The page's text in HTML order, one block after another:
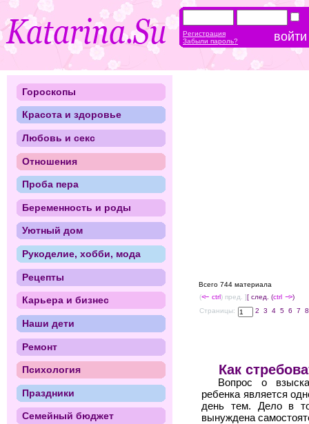
Всего 744 материала
(<-- ctrl) пред. ][ след. (ctrl --> )
Страницы:
2 3 4 5 6 7 8
Как
Вопрос о
ребенка является
день тем. Дело в
вынуждена
Гороскопы
Красота и здоровье
Любовь и секс
Отношения
Проба пера
Беременность и роды
Уютный дом
Рукоделие, хобби, мода
Рецепты
Карьера и бизнес
Наши дети
Ремонт
Психология
Праздники
Семейный бюджет
Регистрация
Забыли пароль?